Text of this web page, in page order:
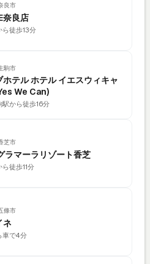
良市
奈良店
ら徒歩13分
駒市
ホテル ホテル イエスウィキャ
We Can)
駅から徒歩16分
芝市
ラマーラリゾート香芝
徒歩11分
條市
ネ
車で4分